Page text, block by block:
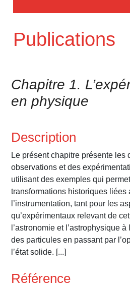
Publications
Chapitre 1.
en physique
Description
Le présent chapitre présente les
observations et des
utilisant des exemples qui
transformations historiques liées
l’instrumentation, tant pour les
qu’expérimentaux relevant de
l’astronomie et l’astrophysique
des particules en passant par
l’état solide. [...]
Référence